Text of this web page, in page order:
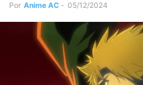
Por Anime AC - 05/12/2024